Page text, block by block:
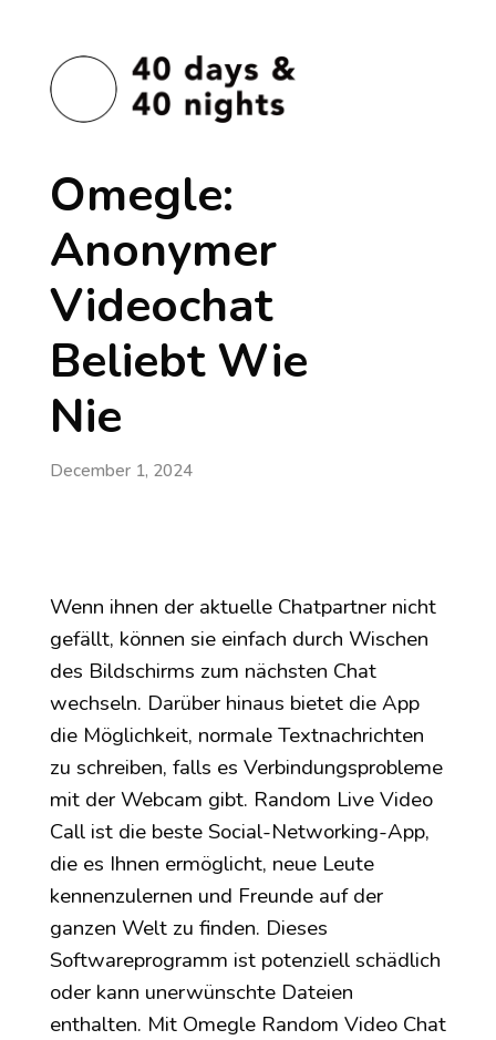
Omegle:
Anonymer
Videochat
Beliebt Wie
Nie
December 1, 2024
Wenn ihnen der aktuelle Chatpartner nicht
gefällt, können sie einfach durch Wischen
des Bildschirms zum nächsten Chat
wechseln. Darüber hinaus bietet die App
die Möglichkeit, normale Textnachrichten
zu schreiben, falls es Verbindungsprobleme
mit der Webcam gibt. Random Live Video
Call ist die beste Social-Networking-App,
die es Ihnen ermöglicht, neue Leute
kennenzulernen und Freunde auf der
ganzen Welt zu finden. Dieses
Softwareprogramm ist potenziell schädlich
oder kann unerwünschte Dateien
enthalten. Mit Omegle Random Video Chat